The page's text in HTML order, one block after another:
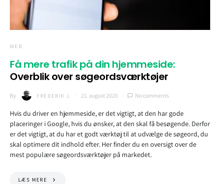
WEB
Få mere trafik på din hjemmeside:
Overblik over søgeordsværktøjer
By FREDERIK J. 21. august 2020 No comments
Hvis du driver en hjemmeside, er det vigtigt, at den har gode
placeringer i Google, hvis du ønsker, at den skal få besøgende. Derfor
er det vigtigt, at du har et godt værktøj til at udvælge de søgeord, du
skal optimere dit indhold efter. Her finder du en oversigt over de
mest populære søgeordsværktøjer på markedet.
LÆS MERE